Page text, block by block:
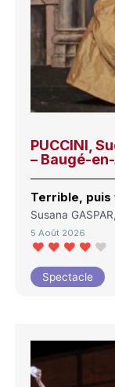
PUCCINI,
– Baugé-
Terrible,
Susana
5 Août 2026
Spectacle